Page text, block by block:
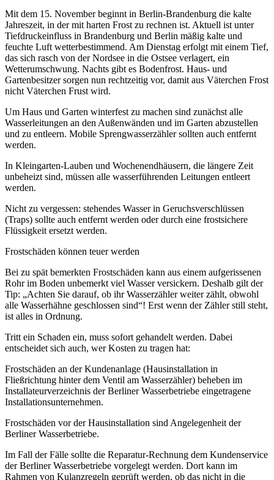
Mit dem 15. November beginnt in Berlin-Brandenburg die kalte
Jahreszeit, in der mit harten Frost zu rechnen ist. Aktuell ist unter
Tiefdruckeinfluss in Brandenburg und Berlin mäßig kalte und
feuchte Luft wetterbestimmend. Am Dienstag erfolgt mit einem Tief,
das sich rasch von der Nordsee in die Ostsee verlagert, ein
Wetterumschwung. Nachts gibt es Bodenfrost. Haus- und
Gartenbesitzer sorgen nun rechtzeitig vor, damit aus Väterchen Frost
nicht Väterchen Frust wird.
Um Haus und Garten winterfest zu machen sind zunächst alle
Wasserleitungen an den Außenwänden und im Garten abzustellen
und zu entleern. Mobile Sprengwasserzähler sollten auch entfernt
werden.
In Kleingarten-Lauben und Wochenendhäusern, die längere Zeit
unbeheizt sind, müssen alle wasserführenden Leitungen entleert
werden.
Nicht zu vergessen: stehendes Wasser in Geruchsverschlüssen
(Traps) sollte auch entfernt werden oder durch eine frostsichere
Flüssigkeit ersetzt werden.
Frostschäden können teuer werden
Bei zu spät bemerkten Frostschäden kann aus einem aufgerissenen
Rohr im Boden unbemerkt viel Wasser versickern. Deshalb gilt der
Tip: „Achten Sie darauf, ob ihr Wasserzähler weiter zählt, obwohl
alle Wasserhähne geschlossen sind“! Erst wenn der Zähler still steht,
ist alles in Ordnung.
Tritt ein Schaden ein, muss sofort gehandelt werden. Dabei
entscheidet sich auch, wer Kosten zu tragen hat:
Frostschäden an der Kundenanlage (Hausinstallation in
Fließrichtung hinter dem Ventil am Wasserzähler) beheben im
Installateurverzeichnis der Berliner Wasserbetriebe eingetragene
Installationsunternehmen.
Frostschäden vor der Hausinstallation sind Angelegenheit der
Berliner Wasserbetriebe.
Im Fall der Fälle sollte die Reparatur-Rechnung dem Kundenservice
der Berliner Wasserbetriebe vorgelegt werden. Dort kann im
Rahmen von Kulanzregeln geprüft werden, ob das nicht in die